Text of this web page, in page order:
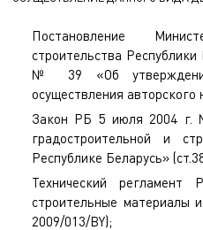
Постановление
строительства Республики
№ 39 «Об
осуществления авторского
Закон РБ 5 июля 2004 г.
градостроительной и
Республике Беларусь»
Технический
строительные материалы
2009/013/BY);